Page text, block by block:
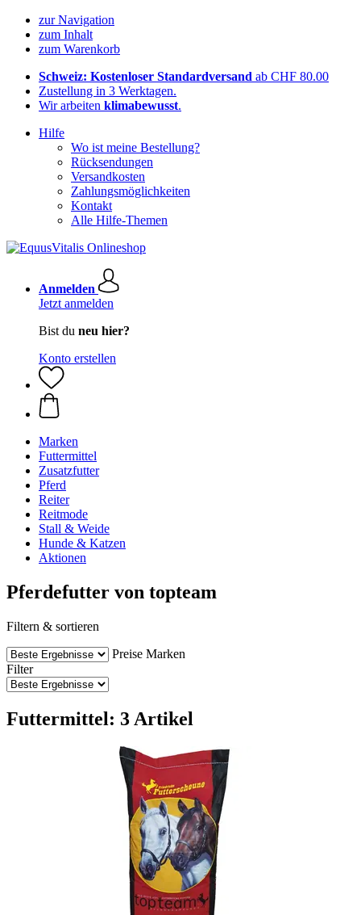
zur Navigation
zum Inhalt
zum Warenkorb
Schweiz: Kostenloser Standardversand ab CHF 80.00
Zustellung in 3 Werktagen.
Wir arbeiten klimabewusst.
Hilfe
Wo ist meine Bestellung?
Rücksendungen
Versandkosten
Zahlungsmöglichkeiten
Kontakt
Alle Hilfe-Themen
Anmelden
Jetzt anmelden
Bist du neu hier?
Konto erstellen
Marken
Futtermittel
Zusatzfutter
Pferd
Reiter
Reitmode
Stall & Weide
Hunde & Katzen
Aktionen
Pferdefutter von topteam
Filtern & sortieren
Preise Marken
Filter
Futtermittel: 3 Artikel